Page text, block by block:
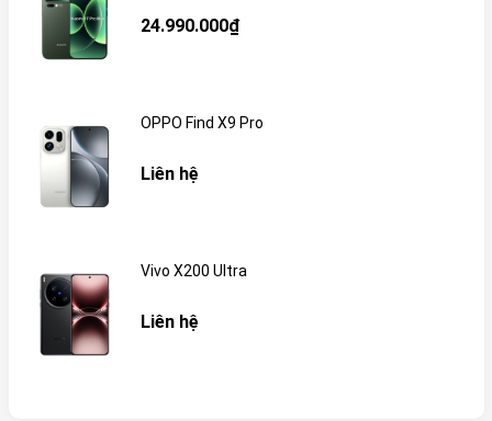
24.990.000₫
OPPO Find X9 Pro
Liên hệ
Vivo X200 Ultra
Liên hệ